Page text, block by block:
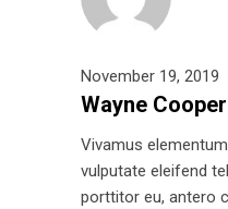
November 19, 2019
Wayne Cooper
Vivamus
vulputate eleifend
porttitor eu, antero